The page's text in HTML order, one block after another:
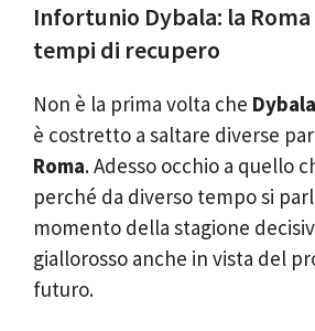
Infortunio Dybala: la
tempi di recupero
Non è la prima volta che Dybala
è costretto a saltare diverse
Roma. Adesso occhio a quello
perché da diverso tempo si
momento della stagione
giallorosso anche in vista del
futuro.